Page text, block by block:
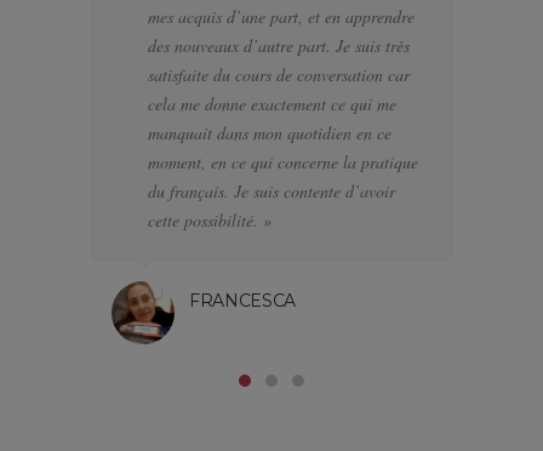
mes acquis d’une part, et en apprendre
des nouveaux d’autre part. Je suis très
satisfaite du cours de conversation car
cela me donne exactement ce qui me
manquait dans mon quotidien en ce
moment, en ce qui concerne la pratique
du français. Je suis contente d’avoir
cette possibilité. »
FRANCESCA